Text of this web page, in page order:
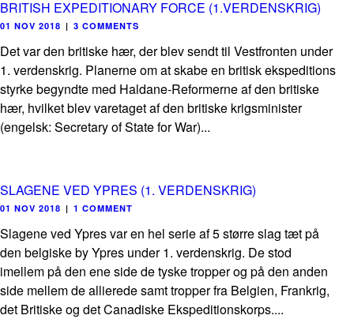
BRITISH EXPEDITIONARY FORCE (1.VERDENSKRIG)
01 NOV 2018 | 3 COMMENTS
Det var den britiske hær, der blev sendt til Vestfronten under
1. verdenskrig. Planerne om at skabe en britisk ekspeditions
styrke begyndte med Haldane-Reformerne af den britiske
hær, hvilket blev varetaget af den britiske krigsminister
(engelsk: Secretary of State for War)...
SLAGENE VED YPRES (1. VERDENSKRIG)
01 NOV 2018 | 1 COMMENT
Slagene ved Ypres var en hel serie af 5 større slag tæt på
den belgiske by Ypres under 1. verdenskrig. De stod
imellem på den ene side de tyske tropper og på den anden
side mellem de allierede samt tropper fra Belgien, Frankrig,
det Britiske og det Canadiske Ekspeditionskorps....